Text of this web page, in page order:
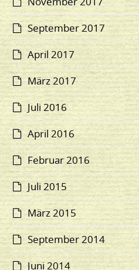
September 2017
April 2017
März 2017
Juli 2016
April 2016
Februar 2016
Juli 2015
März 2015
September 2014
Juni 2014